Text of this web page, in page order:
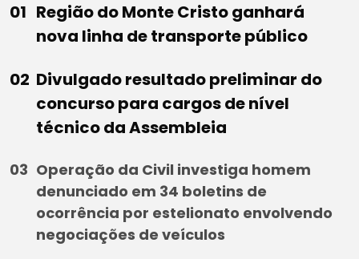
Região do Monte Cristo ganhará
nova linha de transporte público
Divulgado resultado preliminar do
concurso para cargos de nível
técnico da Assembleia
Operação da Civil investiga homem
denunciado em 34 boletins de
ocorrência por estelionato envolvendo
negociações de veículos